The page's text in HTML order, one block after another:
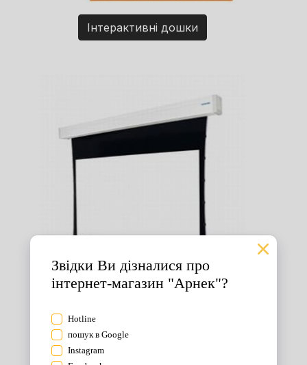
Інтерактивні дошки